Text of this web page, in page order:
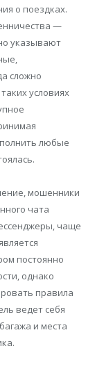
о поездках.
—
указывают
сложно
условиях
любые
мошенники
чата
чаще
постоянно
однако
правила
ведет себя
и места